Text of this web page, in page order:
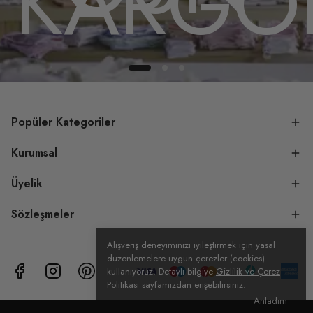
Alışveriş deneyiminizi iyileştirmek için yasal
düzenlemelere uygun çerezler (cookies)
kullanıyoruz. Detaylı bilgiyeGizlilik ve Çerez
Politikası sayfamızdan erişebilirsiniz.
Anladım
Popüler Kategoriler
Kurumsal
Üyelik
Sözleşmeler